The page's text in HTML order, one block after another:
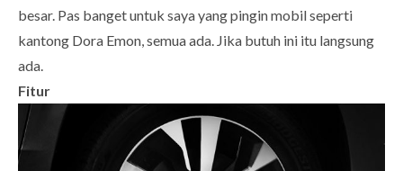
besar. Pas banget untuk saya yang pingin mobil seperti
kantong Dora Emon, semua ada. Jika butuh ini itu langsung
ada.
Fitur